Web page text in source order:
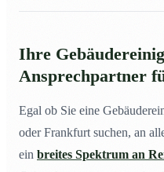
Ihre
Ansprechpartner
Egal ob Sie eine
oder Frankfurt suchen, an
ein breites Spektrum an